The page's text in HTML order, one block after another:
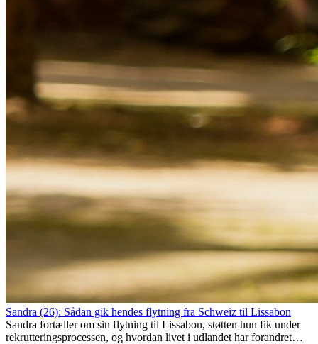
Sandra (26): Sådan gik hendes flytning fra Schweiz til Lissabon
Sandra fortæller om sin flytning til Lissabon, støtten hun fik under
rekrutteringsprocessen, og hvordan livet i udlandet har forandret